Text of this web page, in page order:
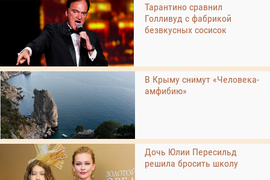
Тарантино сравнил
Голливуд с фабрикой
безвкусных сосисок
В Крыму снимут «Человека-
амфибию»
Дочь Юлии Пересильд
решила бросить школу